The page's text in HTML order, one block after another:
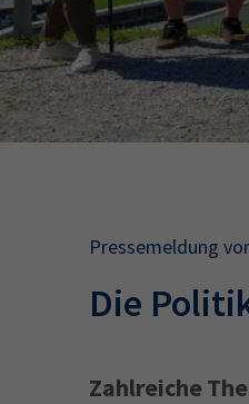
Pressemeldung
Die
Zahlreiche